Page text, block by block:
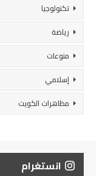
تكنولوجيا
رياضة
منوعات
إسلامي
مظاهرات الكويت
انستغرام